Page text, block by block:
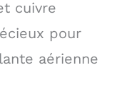
cuivre
pour
aérienne